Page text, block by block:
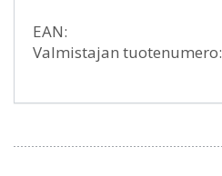
EAN:
Valmistajan tuotenumero: